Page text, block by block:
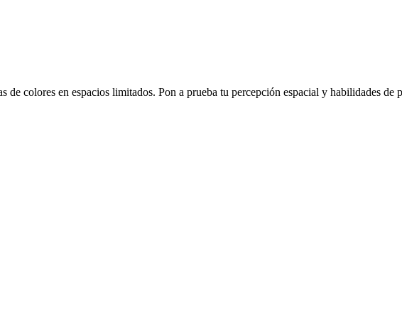
de colores en espacios limitados. Pon a prueba tu percepción espacial y habilidades de